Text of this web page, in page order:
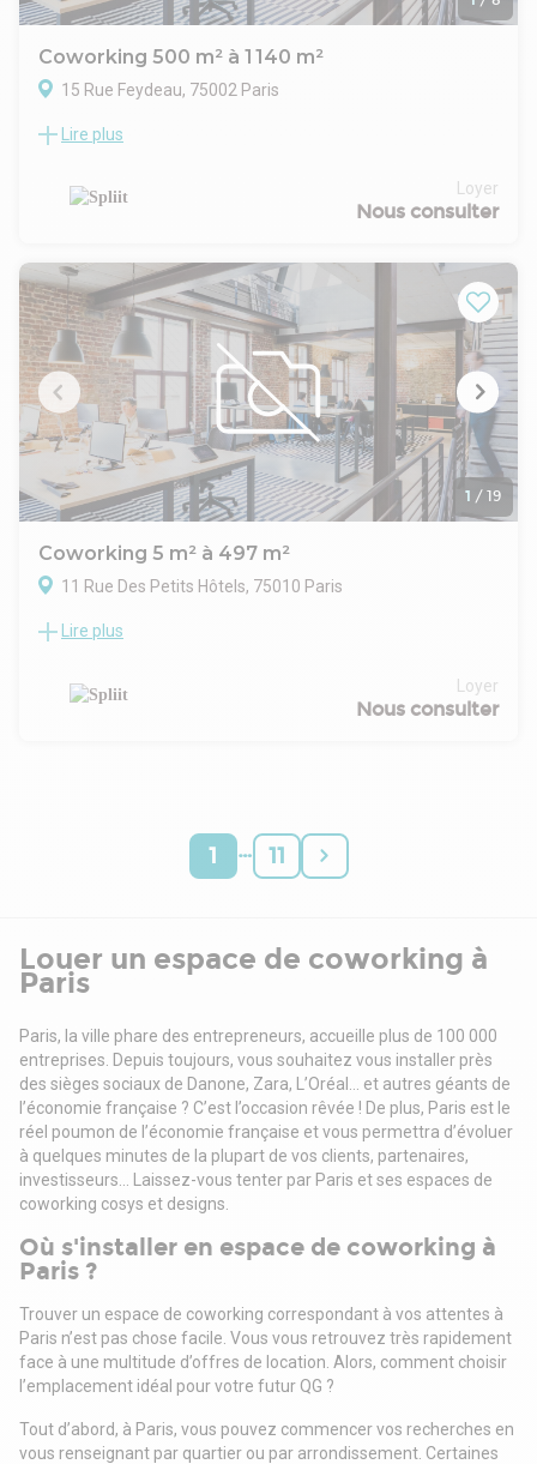
Coworking 500 m² à 1 140 m²
15 Rue Feydeau, 75002 Paris
Location Bureaux Paris 75002
Nombreux espaces extérieurs dans l'immeuble.
Services dans l'immeuble : Comptoir / Salle jeu / Douche /
Lire plus
Loyer
Nous consulter
1 / 19
Coworking 5 m² à 497 m²
11 Rue Des Petits Hôtels, 75010 Paris
Location Bureaux Paris 75010
2200 m2 propose une offre de bureau unique, hybride,
servicielle et haut-de-gamme.
Lire plus
Loyer
Nous consulter
1 … 11
Louer un espace de coworking à
Paris
Paris, la ville phare des entrepreneurs, accueille plus de 100 000
entreprises. Depuis toujours, vous souhaitez vous installer près
des sièges sociaux de Danone, Zara, L’Oréal… et autres géants de
l’économie française ? C’est l’occasion rêvée ! De plus, Paris est le
réel poumon de l’économie française et vous permettra d’évoluer
à quelques minutes de la plupart de vos clients, partenaires,
investisseurs... Laissez-vous tenter par Paris et ses espaces de
coworking cosys et designs.
Où s'installer en espace de coworking à
Paris ?
Trouver un espace de coworking correspondant à vos attentes à
Paris n’est pas chose facile. Vous vous retrouvez très rapidement
face à une multitude d’offres de location. Alors, comment choisir
l’emplacement idéal pour votre futur QG ?
Tout d’abord, à Paris, vous pouvez commencer vos recherches en
vous renseignant par quartier ou par arrondissement. Certaines